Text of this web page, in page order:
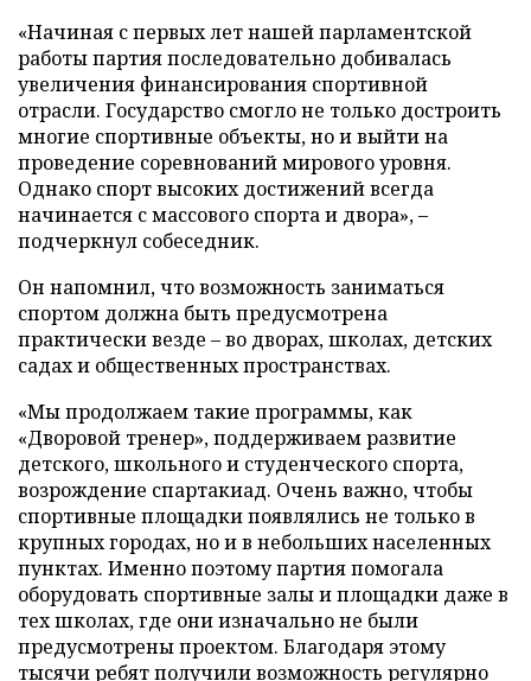
«Начиная с первых лет нашей парламентской
работы партия последовательно добивалась
увеличения финансирования спортивной
отрасли. Государство смогло не только достроить
многие спортивные объекты, но и выйти на
проведение соревнований мирового уровня.
Однако спорт высоких достижений всегда
начинается с массового спорта и двора», –
подчеркнул собеседник.
Он напомнил, что возможность заниматься
спортом должна быть предусмотрена
практически везде – во дворах, школах, детских
садах и общественных пространствах.
«Мы продолжаем такие программы, как
«Дворовой тренер», поддерживаем развитие
детского, школьного и студенческого спорта,
возрождение спартакиад. Очень важно, чтобы
спортивные площадки появлялись не только в
крупных городах, но и в небольших населенных
пунктах. Именно поэтому партия помогала
оборудовать спортивные залы и площадки даже в
тех школах, где они изначально не были
предусмотрены проектом. Благодаря этому
тысячи ребят получили возможность регулярно